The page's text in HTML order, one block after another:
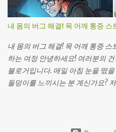
처럼 작은 변화로 큰 결과를 얻을
요? 궁금한 점은 언제든 댓글로 남
와 교훈 두 번째 시도: 섭취 타이밍
가 결과 요약 및 실천 팁 첫 번째
원주 집에 도착하자마자 소파에
루 종일 모니터만 바라보니 눈이
뱃살로 불룩했죠. 건강검진에서 허
로 줄이고, 1800kcal 섭취에도 허
내 몸의 버그 해결! 목 어깨 통증 스
내 몸의 버그 해결! 목 어깨 통증
하는 여정 안녕하세요! 여러분의
블로거입니다. 매일 아침 눈을 떴
돌덩이를 느끼시는 분 계신가요?